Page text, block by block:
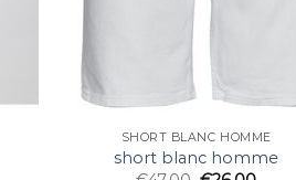
SHORT BLANC HOMME
short blanc homme